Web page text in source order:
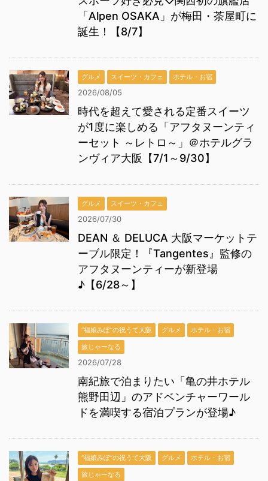
「Alpen OSAKA」が梅田・茶屋町に
誕生！【8/7】
グルメ スイーツ・カフェ ホテル・お宿
2026/08/05
時代を超えて愛される定番スイーツ
が1度に楽しめる「アフタヌーンティ
ーセット ～レトロ～」＠ホテルグラ
ンヴィア大阪【7/1～9/30】
グルメ スイーツ・カフェ
2026/07/30
DEAN ＆ DELUCA 大阪マーケットテ
ーブル限定！『Tangentes』監修の
アフタヌーンティーが新登場
♪【6/28～】
“福娘みぽ”の祝うて大阪 グルメ
ホテル・お宿
旅じゃーなる
2026/07/28
南紀旅で泊まりたい「亀の井ホテル
熊野田辺」のアドベンチャーワール
ドを満喫する宿泊プランが登場♪
“福娘みぽ”の祝うて大阪 グルメ
ホテル・お宿
旅じゃーなる